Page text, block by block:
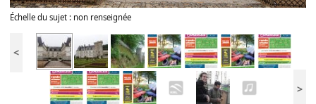
Échelle du sujet : non renseignée
<
>